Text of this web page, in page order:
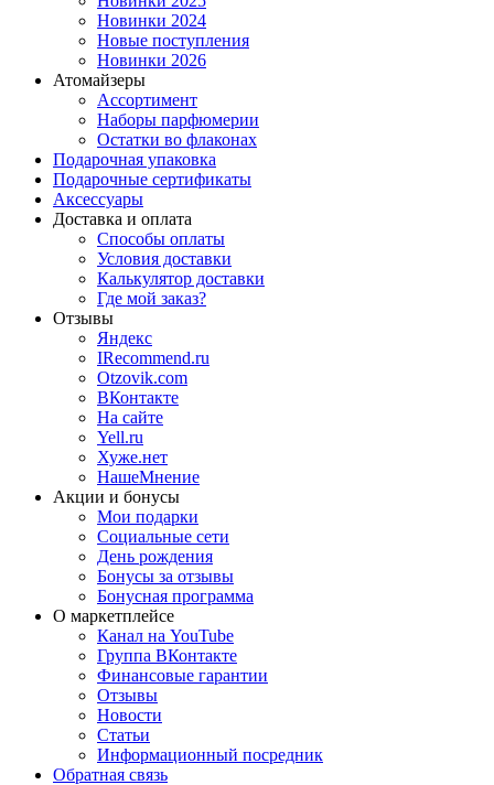
Новинки 2024
Новые поступления
Новинки 2026
Атомайзеры
Ассортимент
Наборы парфюмерии
Остатки во флаконах
Подарочная упаковка
Подарочные сертификаты
Аксессуары
Доставка и оплата
Способы оплаты
Условия доставки
Калькулятор доставки
Где мой заказ?
Отзывы
Яндекс
IRecommend.ru
Otzovik.com
ВКонтакте
На сайте
Yell.ru
Хуже.нет
НашеМнение
Акции и бонусы
Мои подарки
Социальные сети
День рождения
Бонусы за отзывы
Бонусная программа
О маркетплейсе
Канал на YouTube
Группа ВКонтакте
Финансовые гарантии
Отзывы
Новости
Статьи
Информационный посредник
Обратная связь